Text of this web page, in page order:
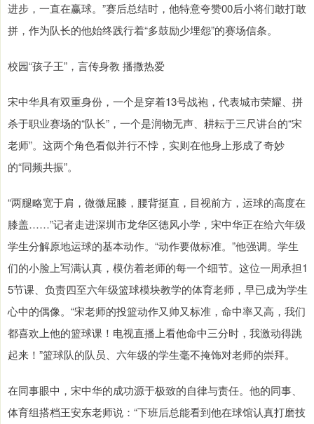
进步，一直在赢球。”赛后总结时，他特意夸赞00后小将们敢打敢
拼，作为队长的他始终践行着“多鼓励少埋怨”的赛场信条。
校园“孩子王”，言传身教 播撒热爱
宋中华具有双重身份，一个是穿着13号战袍，代表城市荣耀、拼
杀于职业赛场的“队长”，一个是润物无声、耕耘于三尺讲台的“宋
老师”。这两个角色看似并行不悖，实则在他身上形成了奇妙
的“同频共振”。
“两腿略宽于肩，微微屈膝，腰背挺直，目视前方，运球的高度在
膝盖……”记者走进深圳市龙华区德风小学，宋中华正在给六年级
学生分解原地运球的基本动作。“动作要做标准。”他强调。学生
们的小脸上写满认真，模仿着老师的每一个细节。这位一周承担1
5节课、负责四至六年级篮球模块教学的体育老师，早已成为学生
心中的偶像。“宋老师的投篮动作又帅又标准，命中率又高，我们
都喜欢上他的篮球课！电视直播上看他命中三分时，我激动得跳
起来！”篮球队的队员、六年级的学生毫不掩饰对老师的崇拜。
在同事眼中，宋中华的成功源于极致的自律与责任。他的同事、
体育组搭档王安东老师说：“下班后总能看到他在球馆认真打磨技